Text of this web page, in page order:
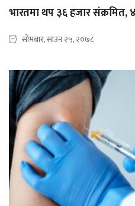
भारतमा थप ३६ हजार
सोमबार, साउन २५, २०७८